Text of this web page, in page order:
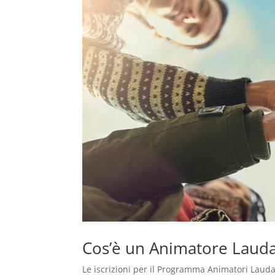
Cos’è un Animatore
Le iscrizioni per il Programma Animatori